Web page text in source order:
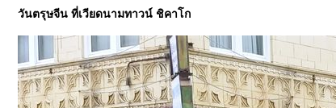
วันตรุษจีน ที่เวียดนามทาวน์ ชิคาโก